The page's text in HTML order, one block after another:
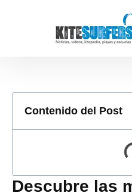
Descubre las
Contenido del Post